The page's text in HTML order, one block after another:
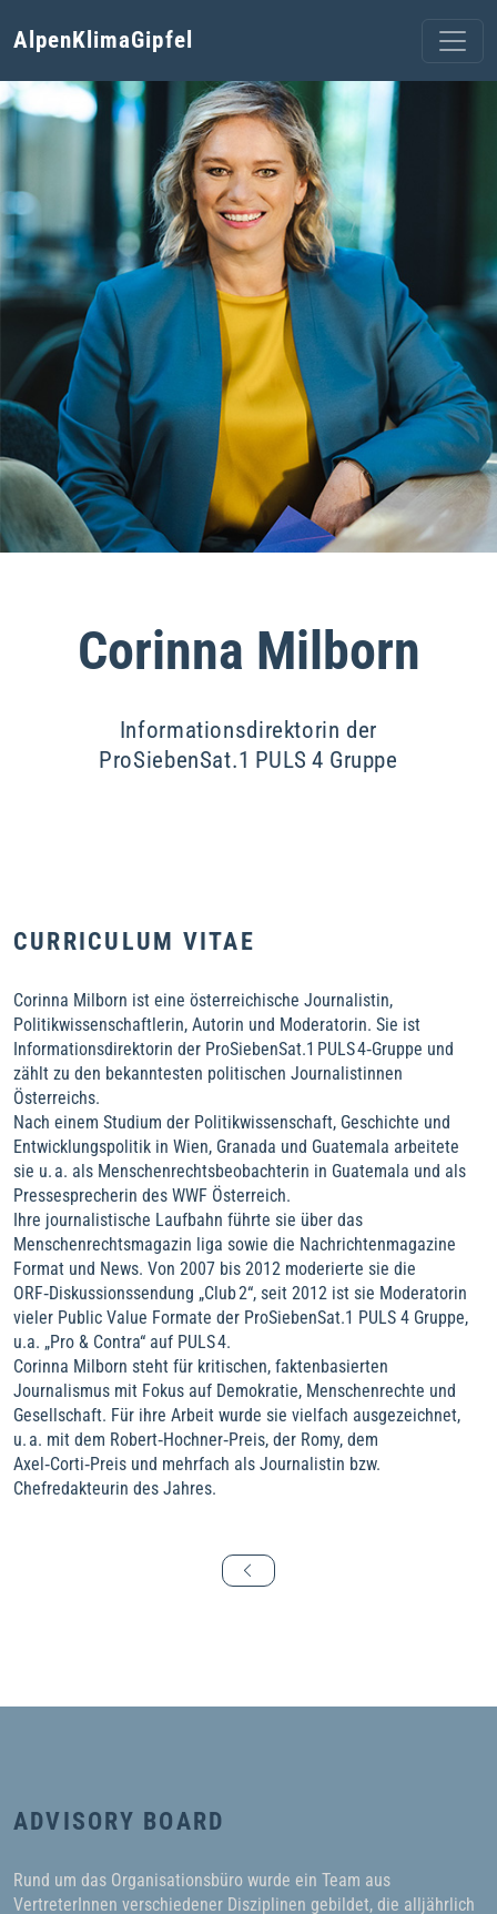
AlpenKlimaGipfel
Corinna Milborn
Informationsdirektorin der
ProSiebenSat.1 PULS 4 Gruppe
CURRICULUM VITAE
Corinna Milborn ist eine österreichische Journalistin,
Politikwissenschaftlerin, Autorin und Moderatorin. Sie ist
Informationsdirektorin der ProSiebenSat.1 PULS 4‑Gruppe und
zählt zu den bekanntesten politischen Journalistinnen
Österreichs.
Nach einem Studium der Politikwissenschaft, Geschichte und
Entwicklungspolitik in Wien, Granada und Guatemala arbeitete
sie u. a. als Menschenrechtsbeobachterin in Guatemala und als
Pressesprecherin des WWF Österreich.
Ihre journalistische Laufbahn führte sie über das
Menschenrechtsmagazin liga sowie die Nachrichtenmagazine
Format und News. Von 2007 bis 2012 moderierte sie die
ORF‑Diskussionssendung „Club 2“, seit 2012 ist sie Moderatorin
vieler Public Value Formate der ProSiebenSat.1 PULS 4 Gruppe,
u.a. „Pro & Contra“ auf PULS 4.
Corinna Milborn steht für kritischen, faktenbasierten
Journalismus mit Fokus auf Demokratie, Menschenrechte und
Gesellschaft. Für ihre Arbeit wurde sie vielfach ausgezeichnet,
u. a. mit dem Robert‑Hochner‑Preis, der Romy, dem
Axel‑Corti‑Preis und mehrfach als Journalistin bzw.
Chefredakteurin des Jahres.
ADVISORY BOARD
Rund um das Organisationsbüro wurde ein Team aus
VertreterInnen verschiedener Disziplinen gebildet, die alljährlich